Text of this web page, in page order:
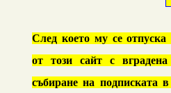
След което му се отпуска
от този сайт с
събиране на подписката